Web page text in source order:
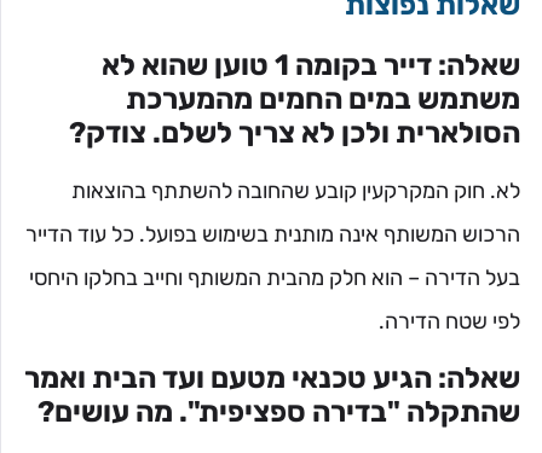
שאלה: דייר בקומה 1 טוען שהוא לא
משתמש במים החמים מהמערכת
הסולארית ולכן לא צריך לשלם. צודק?
לא. חוק המקרקעין קובע שהחובה להשתתף בהוצאות
הרכוש המשותף אינה מותנית בשימוש בפועל. כל עוד הדייר
בעל הדירה – הוא חלק מהבית המשותף וחייב בחלקו היחסי
לפי שטח הדירה.
שאלה: הגיע טכנאי מטעם ועד הבית ואמר
שהתקלה "בדירה ספציפית". מה עושים?